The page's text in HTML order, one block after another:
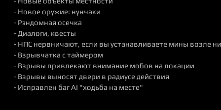
- Новое оружие: нунчаки
- Рэндомная осечка
- Диалоги, квесты
- НПС нервничают, если вы устанавливаете мины возле
- Взрывчатка с таймером
- Взрывы привлекают внимание мобов на локации
- Взрывы выносят двери в радиусе действия
- Исправлен баг AI "ходьба на месте"